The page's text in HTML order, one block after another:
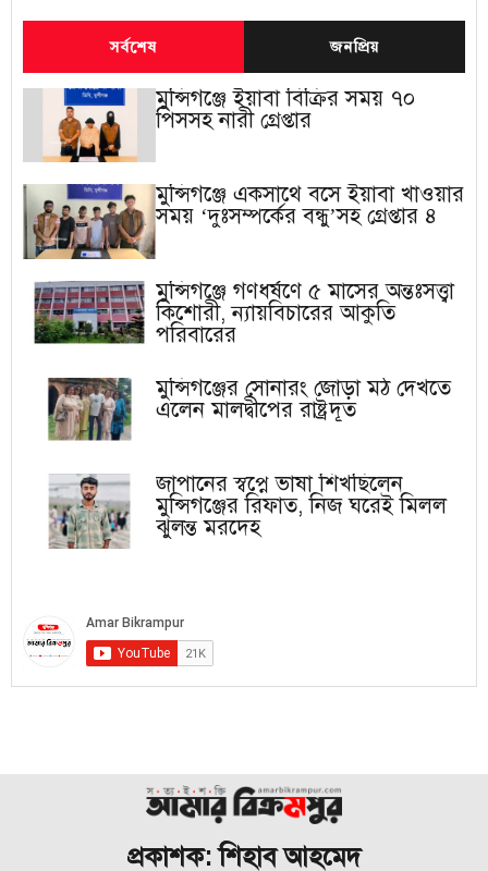
সর্বশেষ জনপ্রিয়
মুন্সিগঞ্জে ইয়াবা বিক্রির সময় ৭০
পিসসহ নারী গ্রেপ্তার
মুন্সিগঞ্জে একসাথে বসে ইয়াবা খাওয়ার
সময় ‘দুঃসম্পর্কের বন্ধু’সহ গ্রেপ্তার ৪
মুন্সিগঞ্জে গণধর্ষণে ৫ মাসের অন্তঃসত্ত্বা
কিশোরী, ন্যায়বিচারের আকুতি
পরিবারের
মুন্সিগঞ্জের সোনারং জোড়া মঠ দেখতে
এলেন মালদ্বীপের রাষ্ট্রদূত
জাপানের স্বপ্নে ভাষা শিখছিলেন
মুন্সিগঞ্জের রিফাত, নিজ ঘরেই মিলল
ঝুলন্ত মরদেহ
প্রকাশক: শিহাব আহমেদ